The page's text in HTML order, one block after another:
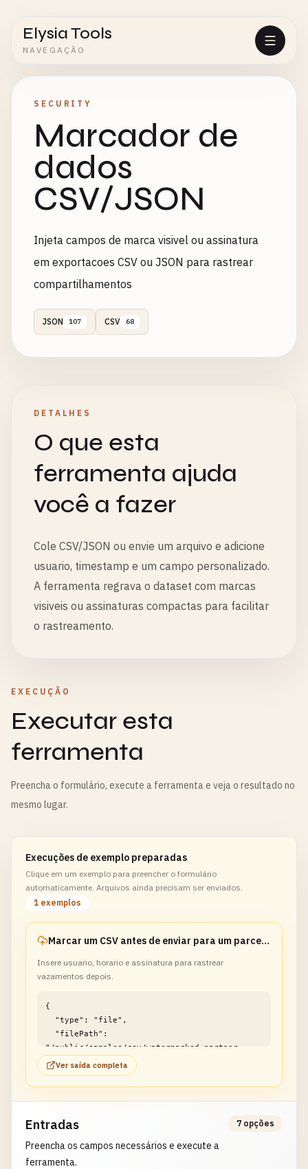
Elysia Tools
NAVEGAÇÃO
SECURITY
Marcador de
dados
CSV/JSON
Injeta campos de marca visivel ou assinatura
em exportacoes CSV ou JSON para rastrear
compartilhamentos
JSON 107 CSV 68
DETALHES
O que esta
ferramenta ajuda
você a fazer
Cole CSV/JSON ou envie um arquivo e adicione
usuario, timestamp e um campo personalizado.
A ferramenta regrava o dataset com marcas
visiveis ou assinaturas compactas para facilitar
o rastreamento.
EXECUÇÃO
Executar esta
ferramenta
Preencha o formulário, execute a ferramenta e veja o resultado no
mesmo lugar.
Execuções de exemplo preparadas
Clique em um exemplo para preencher o formulário
automaticamente. Arquivos ainda precisam ser enviados.
1 exemplos
Marcar um CSV antes de enviar para um parceiro externo
Insere usuario, horario e assinatura para rastrear
vazamentos depois.
{
"/public/samples/csv/watermarked-partner-
share-export.csv"
}
Ver saída completa
Entradas
Preencha os campos necessários e execute a
ferramenta.
7 opções